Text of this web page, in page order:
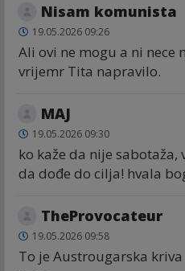
Nisam komunista
19.05.2026 09:26
Ali ovi ne mogu a ni nece
vrijemr Tita napravilo.
MAJ
19.05.2026 09:30
ko kaže da nije sabotaža,
da dođe do cilja! hvala
TheProvocateur
19.05.2026 09:58
To je Austrougarska